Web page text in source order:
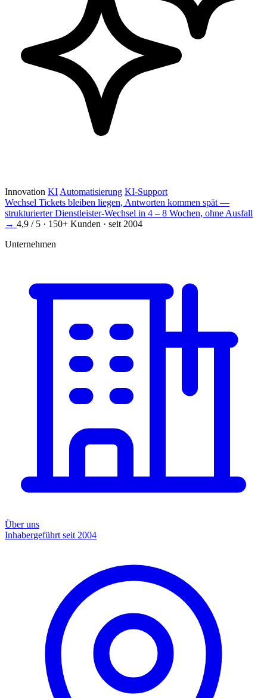
Innovation KI Automatisierung KI-Support
Wechsel Tickets bleiben liegen, Antworten kommen spät —
strukturierter Dienstleister-Wechsel in 4 – 8 Wochen, ohne Ausfall
→ 4,9 / 5 · 150+ Kunden · seit 2004
Unternehmen
Über uns
Inhabergeführt seit 2004